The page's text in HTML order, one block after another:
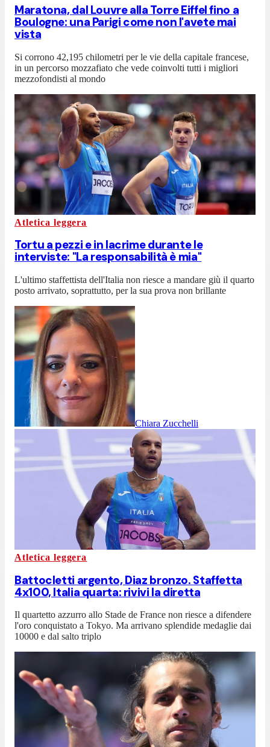
Maratona, dal Louvre alla Torre Eiffel fino a
Boulogne: una Parigi come non l'avete mai
vista
Si corrono 42,195 chilometri per le vie della capitale francese,
in un percorso mozzafiato che vede coinvolti tutti i migliori
mezzofondisti al mondo
Atletica leggera
Tortu a pezzi e in lacrime durante le
interviste: "La responsabilità è mia"
L'ultimo staffettista dell'Italia non riesce a mandare giù il quarto
posto arrivato, soprattutto, per la sua prova non brillante
Chiara Zucchelli
Atletica leggera
Battocletti argento, Diaz bronzo. Staffetta
4x100, Italia quarta: rivivi la diretta
Il quartetto azzurro allo Stade de France non riesce a difendere
l'oro conquistato a Tokyo. Ma arrivano splendide medaglie dai
10000 e dal salto triplo